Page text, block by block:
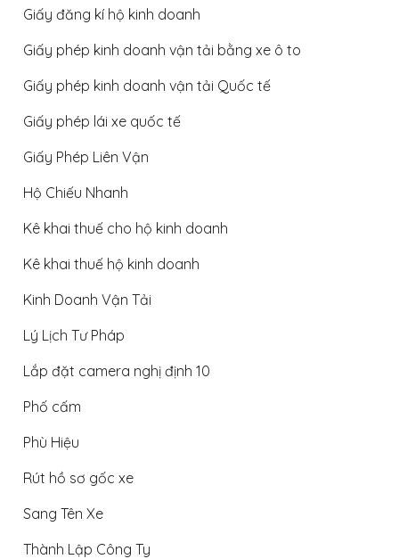
Giấy đăng kí hộ kinh doanh
Giấy phép kinh doanh vận tải bằng xe ô to
Giấy phép kinh doanh vận tải Quốc tế
Giấy phép lái xe quốc tế
Giấy Phép Liên Vận
Hộ Chiếu Nhanh
Kê khai thuế cho hộ kinh doanh
Kê khai thuế hộ kinh doanh
Kinh Doanh Vận Tải
Lý Lịch Tư Pháp
Lắp đặt camera nghị định 10
Phố cấm
Phù Hiệu
Rút hồ sơ gốc xe
Sang Tên Xe
Thành Lập Công Ty